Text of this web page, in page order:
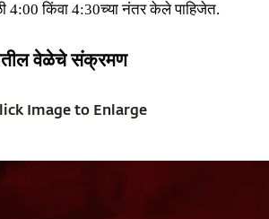
4:00 किंवा 4:30च्या नंतरकेले पाहिजेत.
वेळेचे संक्रमण
Image to Enlarge